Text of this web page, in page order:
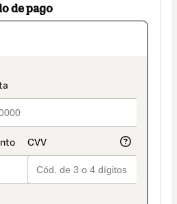
de pago